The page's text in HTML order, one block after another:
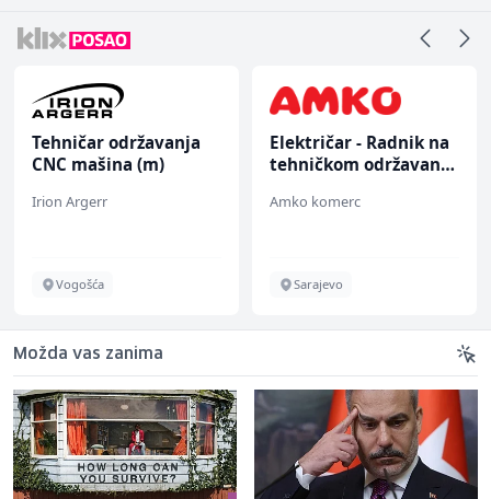
Tehničar održavanja
CNC mašina (m)
Irion Argerr
Vogošća
Električar - Radnik na
tehničkom održavanju
Amko komerc
Sarajevo
Možda vas zanima